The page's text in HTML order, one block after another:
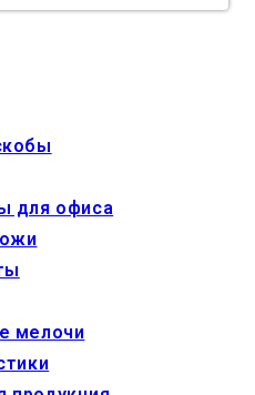
для офиса
мелочи